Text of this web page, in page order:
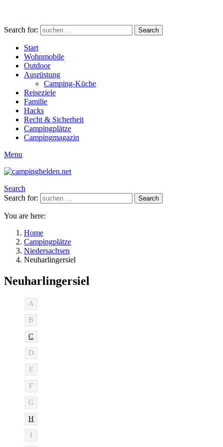
Search for: Search
Start
Wohnmobile
Outdoor
Ausrüstung
Camping-Küche
Reiseziele
Familie
Hacks
Recht & Sicherheit
Campingplätze
Campingmagazin
Menu
Search
Search for:
Search
You are here:
Home
Campingplätze
Niedersachsen
Neuharlingersiel
Neuharlingersiel
A
B
C
D
E
F
G
H
I